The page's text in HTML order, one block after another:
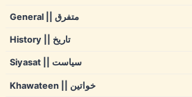
General || متفرق
History || تاریخ
Siyasat || سیاست
Khawateen || خواتین